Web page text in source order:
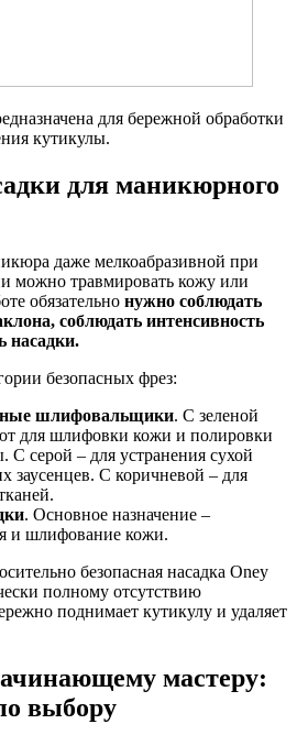
для бережной обработки
кутикулы.
для маникюрного
даже мелкоабразивной при
можно травмировать кожу или
обязательно нужно соблюдать
соблюдать интенсивность
насадки.
безопасных фрез:
шлифовальщики. С зеленой
для шлифовки кожи и полировки
С серой – для устранения сухой
заусенцев. С коричневой – для
. Основное назначение –
и шлифование кожи.
безопасная насадка Oney
полному отсутствию
поднимает кутикулу и удаляет
мастеру:
выбору